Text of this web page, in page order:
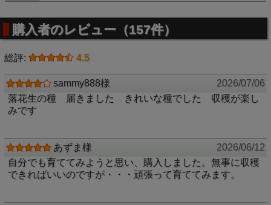
は農家の方と同じように手作業で一つ一つ殻をむき、良い実
だけを選別したタネなので高い発芽率が期待できます。
※落花生の種のご注文について
毎年３月～５月ごろ発売。
数に限りがありますので予めご了承ください。
２袋以上ご注文の場合は
アドレスをご登録ください。再入荷したらすぐにメー
ルでご連絡いたします。
栽培についてはこちらの落花生の育て方ページをご覧
下さい。なお、個別アドバイスは行っておりませんの
購入者のレビュー（157件）
総評: 4.5
sammy888様
2026/07/06
落花生の種 届きました きれいな種でした 収穫が楽し
みです
あずま様
2026/06/12
自分でも育ててみようと思い、購入しました。無事に収穫
できればいいのですが・・・頑張って育ててみます。